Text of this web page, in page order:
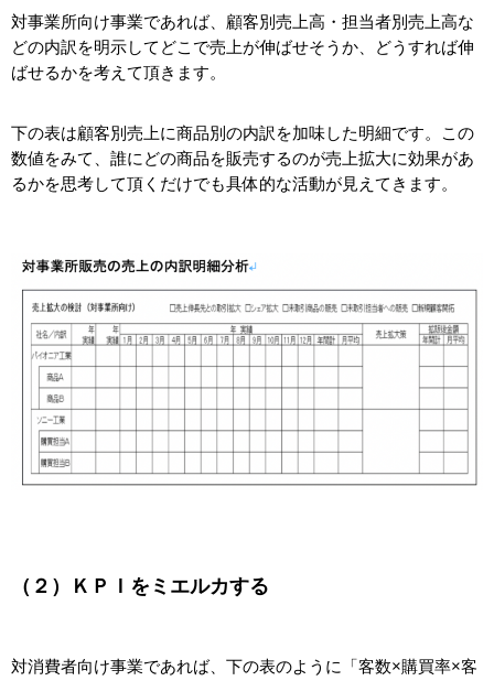
対事業所向け事業であれば、顧客別売上高・担当者別売上高な
どの内訳を明示してどこで売上が伸ばせそうか、どうすれば伸
ばせるかを考えて頂きます。
下の表は顧客別売上に商品別の内訳を加味した明細です。この
数値をみて、誰にどの商品を販売するのが売上拡大に効果があ
るかを思考して頂くだけでも具体的な活動が見えてきます。
（２）ＫＰＩをミエルカする
対消費者向け事業であれば、下の表のように「客数×購買率×客